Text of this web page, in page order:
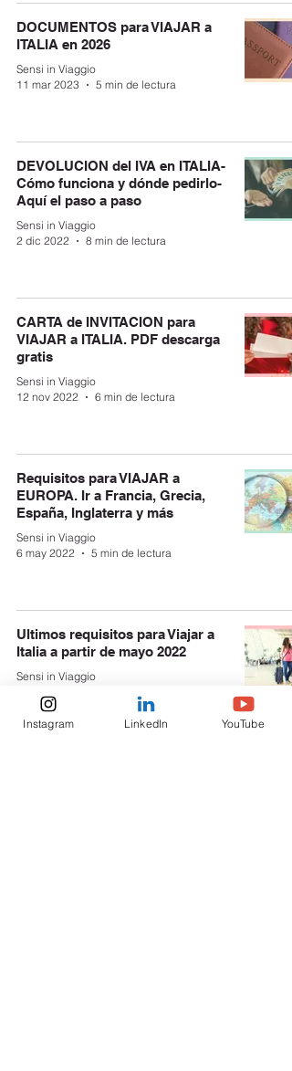
DOCUMENTOS para VIAJAR a
ITALIA en 2026
Sensi in Viaggio
11 mar 2023
5 min de lectura
DEVOLUCION del IVA en ITALIA-
Cómo funciona y dónde pedirlo-
Aquí el paso a paso
Sensi in Viaggio
2 dic 2022
8 min de lectura
CARTA de INVITACION para
VIAJAR a ITALIA. PDF descarga
gratis
Sensi in Viaggio
12 nov 2022
6 min de lectura
Requisitos para VIAJAR a
EUROPA. Ir a Francia, Grecia,
España, Inglaterra y más
Sensi in Viaggio
6 may 2022
5 min de lectura
Ultimos requisitos para Viajar a
Italia a partir de mayo 2022
Sensi in Viaggio
Instagram LinkedIn YouTube